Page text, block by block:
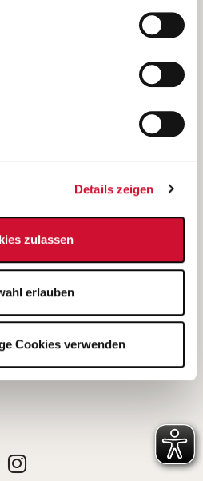
jederzeit widerrufen,
aufrufen und diese
Details zeigen
zulassen
erlauben
Cookies verwenden
AWO Bezirksverbandes Unterfranken